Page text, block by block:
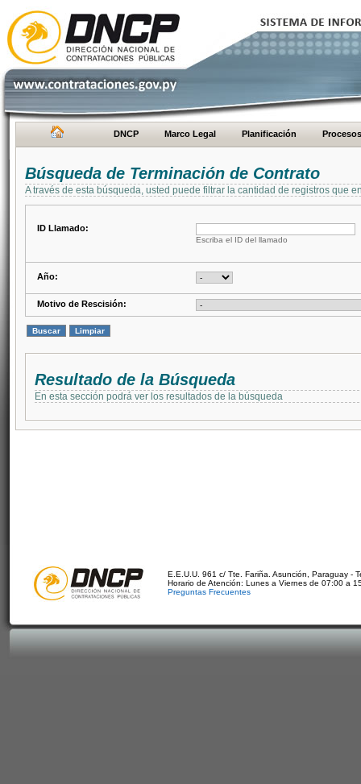
DNCP Marco Legal Planificación Procesos
Búsqueda de Terminación de Contrato
A través de esta búsqueda, usted puede filtrar la cantidad de registros que
ID Llamado:
Escriba el ID del llamado
Año:
Motivo de Rescisión:
Resultado de la Búsqueda
En esta sección podrá ver los resultados de la búsqueda
E.E.U.U. 961 c/ Tte. Fariña. Asunción, Paraguay -
Horario de Atención: Lunes a Viernes de 07:00 a
Preguntas Frecuentes